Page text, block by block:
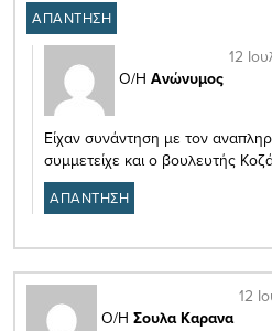
ΑΠΑΝΤΗΣΗ
Ο/Η Ανώνυμος
12
Είχαν συνάντηση με τον
συμμετείχε και ο βουλευτής
ΑΠΑΝΤΗΣΗ
Ο/Η Σουλα Καρανα
12